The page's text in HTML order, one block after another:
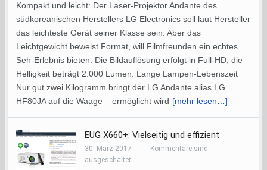
Kompakt und leicht: Der Laser-Projektor Andante des
südkoreanischen Herstellers LG Electronics soll laut Hersteller
das leichteste Gerät seiner Klasse sein. Aber das
Leichtgewicht beweist Format, will Filmfreunden ein echtes
Seh-Erlebnis bieten: Die Bildauflösung erfolgt in Full-HD, die
Helligkeit beträgt 2.000 Lumen. Lange Lampen-Lebenszeit
Nur gut zwei Kilogramm bringt der LG Andante alias LG
HF80JA auf die Waage – ermöglicht wird [mehr lesen…]
EUG X660+: Vielseitig und effizient
30. März 2017 —
Kommentare sind
ausgeschaltet